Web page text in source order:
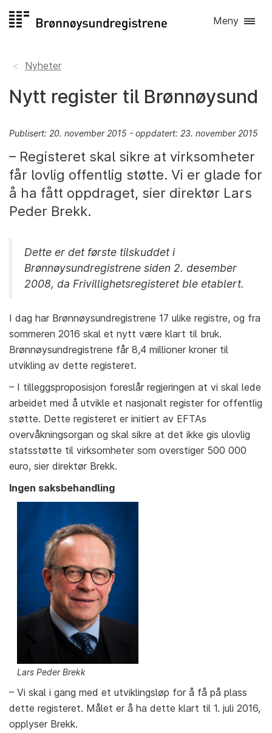
til
Meny
Nyheter
Nytt register til Brønnøysund
Publisert: 20. november 2015 - oppdatert: 23. november 2015
– Registeret skal sikre at virksomheter
får lovlig offentlig støtte. Vi er glade for
å ha fått oppdraget, sier direktør Lars
Peder Brekk.
Dette er det første tilskuddet i
Brønnøysundregistrene siden 2. desember
2008, da Frivillighetsregisteret ble etablert.
I dag har Brønnøysundregistrene 17 ulike registre, og fra
sommeren 2016 skal et nytt være klart til bruk.
Brønnøysundregistrene får 8,4 millioner kroner til
utvikling av dette registeret.
– I tilleggsproposisjon foreslår regjeringen at vi skal lede
arbeidet med å utvikle et nasjonalt register for offentlig
støtte. Dette registeret er initiert av EFTAs
overvåkningsorgan og skal sikre at det ikke gis ulovlig
statsstøtte til virksomheter som overstiger 500 000
euro, sier direktør Brekk.
Ingen saksbehandling
Lars Peder Brekk
– Vi skal i gang med et utviklingsløp for å få på plass
dette registeret. Målet er å ha dette klart til 1. juli 2016,
opplyser Brekk.